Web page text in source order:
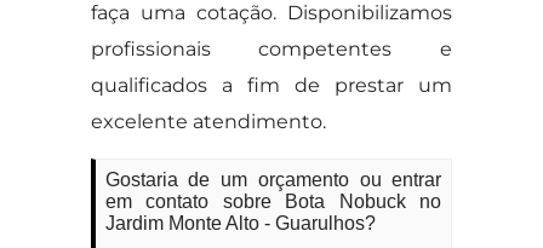
faça uma cotação. Disponibilizamos
profissionais competentes e
qualificados a fim de prestar um
excelente atendimento.
Gostaria de um orçamento ou entrar
em contato sobre Bota Nobuck no
Jardim Monte Alto - Guarulhos?